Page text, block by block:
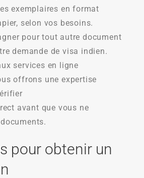
exemplaires en format
selon vos besoins.
pour tout autre document
demande de visa indien.
services en ligne
offrons une expertise
avant que vous ne
pour obtenir un